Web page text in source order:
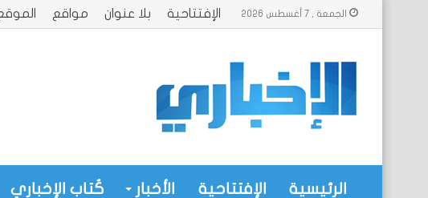
الجمعة , 7 أغسطس 2026 الإفتتاحية بلا عنوان مواقع
الرئيسية الإفتتاحية الأخبار كُتاب الإخباري